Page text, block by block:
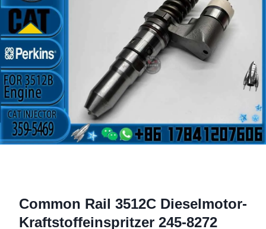
Common Rail 3512C Dieselmotor-
Kraftstoffeinspritzer 245-8272